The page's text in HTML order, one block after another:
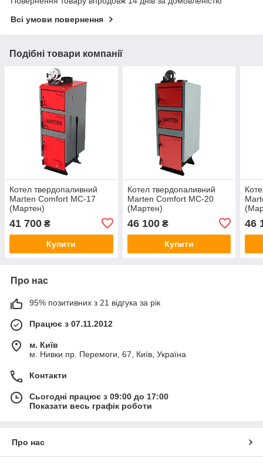
Всі умови повернення
Подібні товари компанії
Котел твердопаливний
Marten Comfort МС-17
(Мартен)
41 700 ₴
Купити
Котел твердопаливний
Marten Comfort МС-20
(Мартен)
46 100₴
Купити
46
Про нас
95% позитивних з 21 відгука за рік
Працює з 07.11.2012
м. Київ
м. Нивки пр. Перемоги, 67, Київ, Україна
Контакти
Сьогодні працює з 09:00 до 17:00
Показати весь графік роботи
Про нас